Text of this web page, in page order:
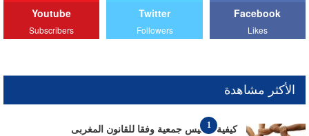
Facebook
Likes
Twitter
Followers
Youtube
Subscribers
الأكثر مشاهدة
1
كيفية تأسيس جمعية وفقا للقانون المغربى